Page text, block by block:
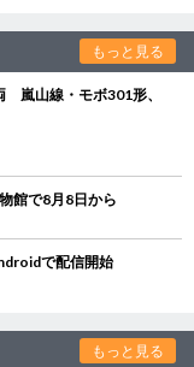
もっと見る
嵐山線・モボ301形、
館で8月8日から
で配信開始
もっと見る